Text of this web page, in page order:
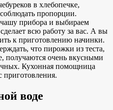
в хлебопечке,
пропорции.
прибора и выбираем
всю работу за вас. А вы
к приготовлению начинки.
что пирожки из теста,
получаются очень вкусными
Кухонная помощница
приготовления.
воде